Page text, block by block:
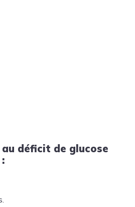
déficit de glucose